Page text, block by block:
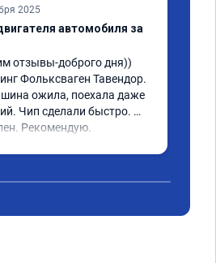
2025
автомобиля за
отзывы-доброго дня))
Фольксваген Тавендор.
ожила, поехала даже
Чип сделали быстро.
Рекомендую.